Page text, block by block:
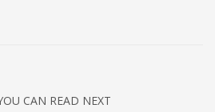
CAN READ NEXT